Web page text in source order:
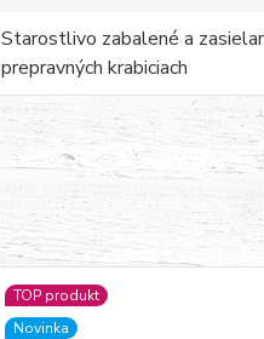
Starostlivo zabalené a
prepravných krabiciach
TOP produkt
Novinka